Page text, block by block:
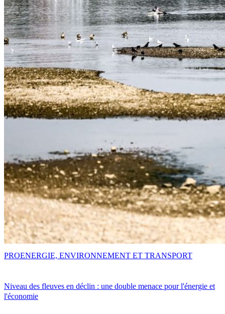
Niveau des fleuves en déclin : une double menace pour l'énergie et
l'économie
PROENERGIE, ENVIRONNEMENT ET TRANSPORT